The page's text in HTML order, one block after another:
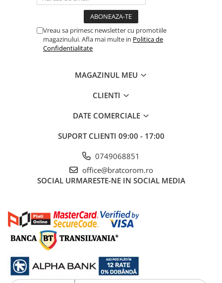
Vreau sa primesc newsletter cu promotiile
magazinului. Afla mai multe in Politica de
Confidentialitate
MAGAZINUL MEU
CLIENTI
DATE COMERCIALE
SUPORT CLIENTI 09:00 - 17:00
0749068851
office@bratcorom.ro
SOCIAL URMARESTE-NE IN SOCIAL MEDIA